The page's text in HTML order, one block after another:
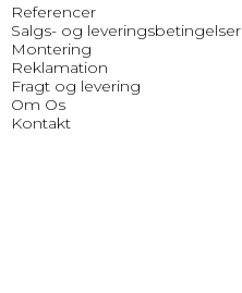
Referencer
Salgs- og leveringsbetingelser
Montering
Reklamation
Fragt og levering
Om Os
Kontakt